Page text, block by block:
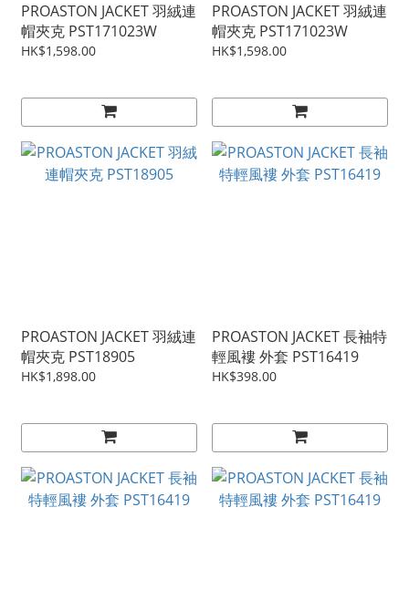
PROASTON JACKET 羽絨連
帽夾克 PST171023W
HK$1,598.00
PROASTON JACKET 羽絨連
帽夾克 PST171023W
HK$1,598.00
PROASTON JACKET 羽絨連
帽夾克 PST18905
HK$1,898.00
PROASTON JACKET 長袖特
輕風褸 外套 PST16419
HK$398.00